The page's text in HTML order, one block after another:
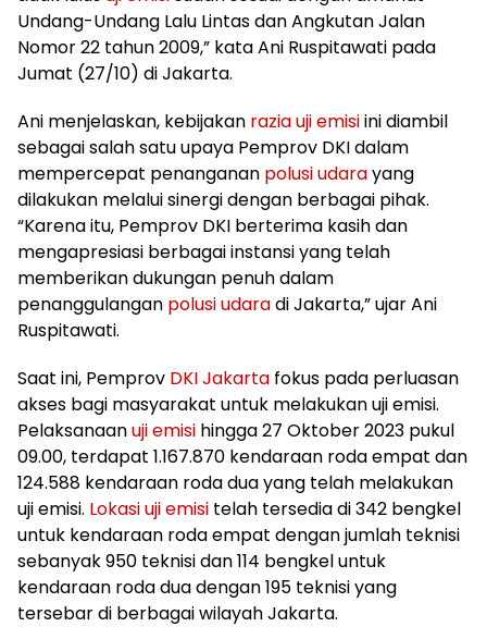
Undang-Undang Lalu Lintas dan Angkutan Jalan
Nomor 22 tahun 2009,” kata Ani Ruspitawati pada
Jumat (27/10) di Jakarta.
Ani menjelaskan, kebijakan razia uji emisiini diambil
sebagai salah satu upaya Pemprov DKI dalam
mempercepat penanganan polusi udarayang
dilakukan melalui sinergi dengan berbagai pihak.
“Karena itu, Pemprov DKI berterima kasih dan
mengapresiasi berbagai instansi yang telah
memberikan dukungan penuh dalam
penanggulangan polusi udaradi Jakarta,” ujar Ani
Ruspitawati.
Saat ini, Pemprov DKI Jakarta fokus pada perluasan
akses bagi masyarakat untuk melakukan uji emisi.
Pelaksanaanuji emisi hingga 27 Oktober 2023 pukul
09.00, terdapat 1.167.870 kendaraan roda empat dan
124.588 kendaraan roda dua yang telah melakukan
uji emisi. Lokasi uji emisi telah tersedia di 342 bengkel
untuk kendaraan roda empat dengan jumlah teknisi
sebanyak 950 teknisi dan 114 bengkel untuk
kendaraan roda dua dengan 195 teknisi yang
tersebar di berbagai wilayah Jakarta.